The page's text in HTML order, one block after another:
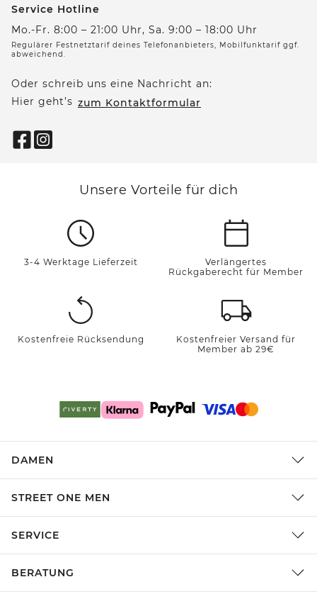
Service Hotline
Mo.-Fr. 8:00 – 21:00 Uhr, Sa. 9:00 – 18:00 Uhr
Regulärer Festnetztarif deines Telefonanbieters, Mobilfunktarif ggf.
abweichend.
Oder schreib uns eine Nachricht an:
Hier geht’s zum Kontaktformular
Unsere Vorteile für dich
3-4 Werktage Lieferzeit
Verlängertes
Rückgaberecht für Member
Kostenfreie Rücksendung
Kostenfreier Versand für
Member ab 29€
DAMEN
STREET ONE MEN
SERVICE
BERATUNG